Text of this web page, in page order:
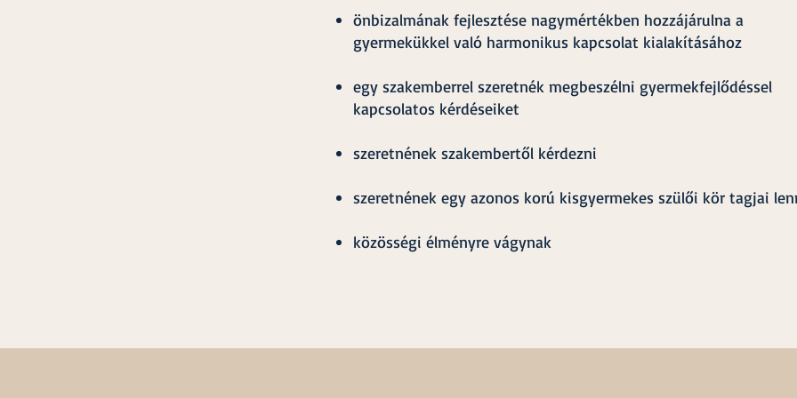
önbizalmának fejlesztése nagymértékben hozzájárulna a
gyermekükkel való harmonikus kapcsolat kialakításához
egy szakemberrel szeretnék megbeszélni gyermekfejlődéssel
kapcsolatos kérdéseiket
szeretnének szakembertől kérdezni
szeretnének egy azonos korú kisgyermekes szülői kör tagjai
közösségi élményre vágynak